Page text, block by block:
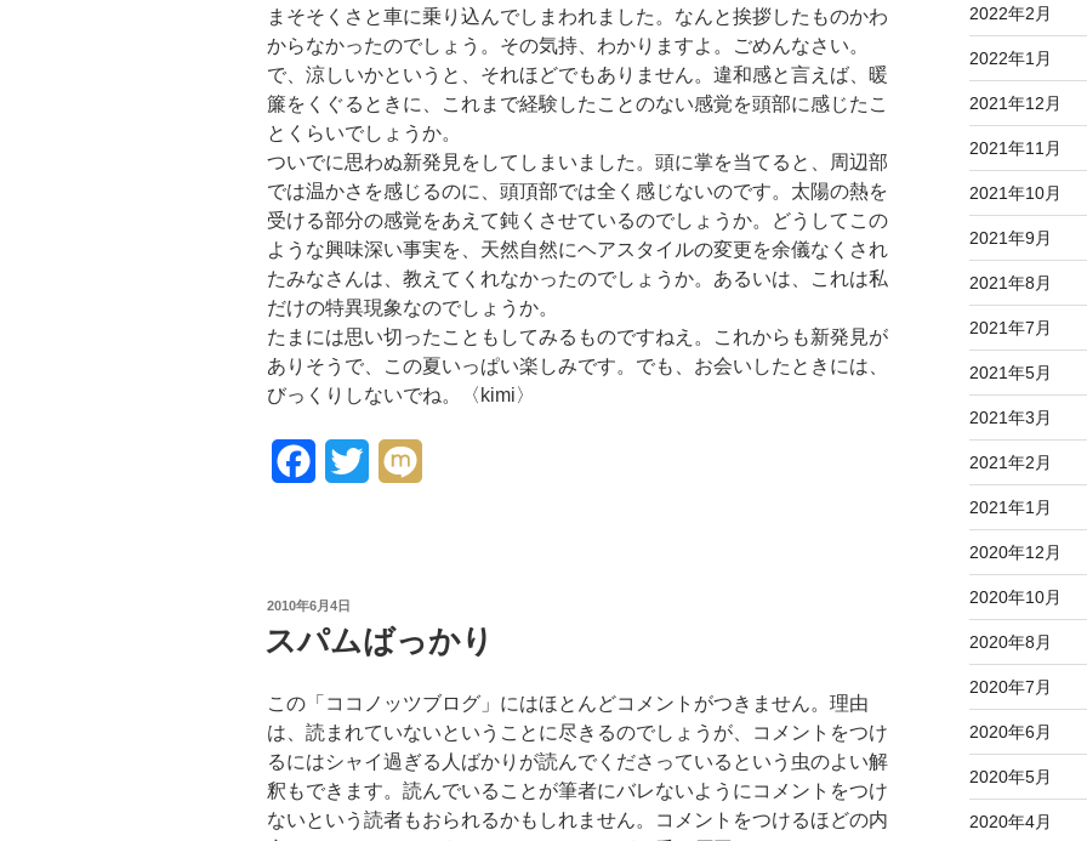
まそそくさと車に乗り込んでしまわれました。なんと挨拶したものかわ
からなかったのでしょう。その気持、わかりますよ。ごめんなさい。
で、涼しいかというと、それほどでもありません。違和感と言えば、暖
簾をくぐるときに、これまで経験したことのない感覚を頭部に感じたこ
とくらいでしょうか。
ついでに思わぬ新発見をしてしまいました。頭に掌を当てると、周辺部
では温かさを感じるのに、頭頂部では全く感じないのです。太陽の熱を
受ける部分の感覚をあえて鈍くさせているのでしょうか。どうしてこの
ような興味深い事実を、天然自然にヘアスタイルの変更を余儀なくされ
たみなさんは、教えてくれなかったのでしょうか。あるいは、これは私
だけの特異現象なのでしょうか。
たまには思い切ったこともしてみるものですねえ。これからも新発見が
ありそうで、この夏いっぱい楽しみです。でも、お会いしたときには、
びっくりしないでね。〈kimi〉
b
o
k
t
r
投
日:
2010年6月4日
スパムばっかり
この「ココノッツブログ」にはほとんどコメントがつきません。理由
は、読まれていないということに尽きるのでしょうが、コメントをつけ
るにはシャイ過ぎる人ばかりが読んでくださっているという虫のよい解
釈もできます。読んでいることが筆者にバレないようにコメントをつけ
ないという読者もおられるかもしれません。コメントをつけるほどの内
2022年2月
2022年1月
2021年12月
2021年11月
2021年10月
2021年9月
2021年8月
2021年7月
2021年5月
2021年3月
2021年2月
2021年1月
2020年12月
2020年10月
2020年8月
2020年7月
2020年6月
2020年5月
2020年4月